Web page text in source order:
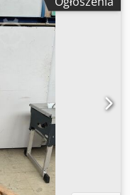
(w pełni sprawna).
z napędem DVR -
obr./min - Bieg
1.794 mm,
- Skok wrzeciona 152
2 KM (230 V) -
3 - 16 mm Dkjdpfx
A-8561 Söding i
każdej chwili w
– maszyna
terminy:
wiertarka
NIEMOŻLIWA!!!